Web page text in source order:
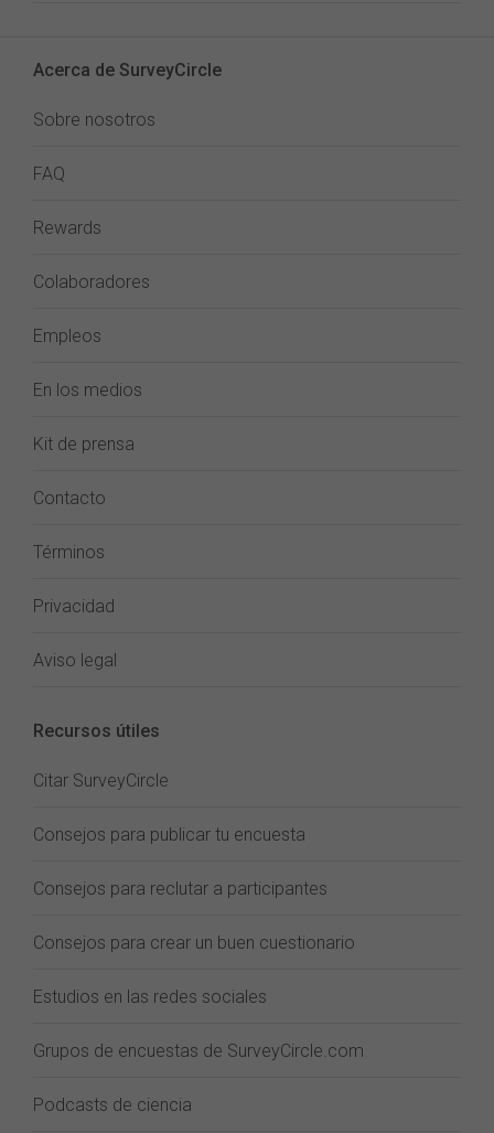
Acerca de SurveyCircle
Sobre nosotros
FAQ
Rewards
Colaboradores
Empleos
En los medios
Kit de prensa
Contacto
Términos
Privacidad
Aviso legal
Recursos útiles
Citar SurveyCircle
Consejos para publicar tu encuesta
Consejos para reclutar a participantes
Consejos para crear un buen cuestionario
Estudios en las redes sociales
Grupos de encuestas de SurveyCircle.com
Podcasts de ciencia